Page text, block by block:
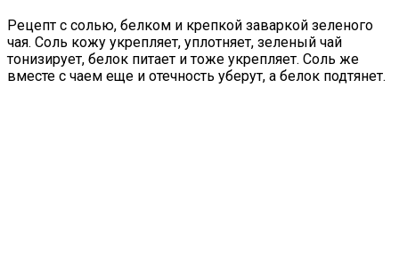
Рецепт с солью, белком и крепкой заваркой зеленого
чая. Соль кожу укрепляет, уплотняет, зеленый чай
тонизирует, белок питает и тоже укрепляет. Соль же
вместе с чаем еще и отечность уберут, а белок подтянет.